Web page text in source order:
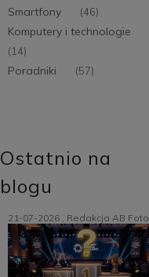
Smartfony (46)
Komputery i technologie
(14)
Poradniki (57)
Ostatnio na
blogu
21-07-2026 , Redakcja AB Foto